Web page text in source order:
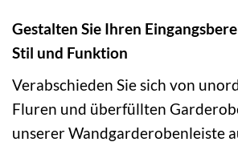
Gestalten Sie Ihren
Stil und Funktion
Verabschieden Sie sich von
Fluren und überfüllten
unserer Wandgarderobenleiste